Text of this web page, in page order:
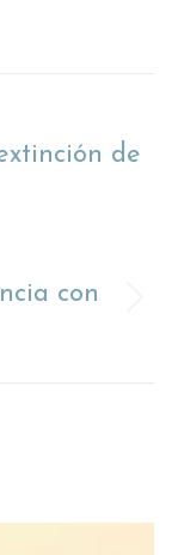
de
con